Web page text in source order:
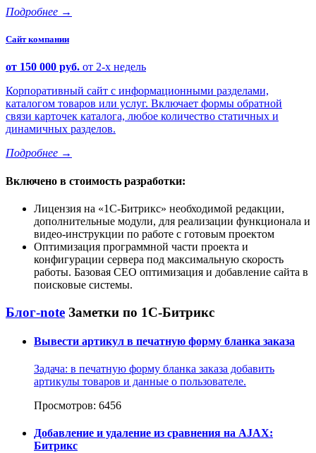
Подробнее →
Сайт компании
от 150 000 руб. от 2-х недель
Корпоративный сайт с информационными разделами,
каталогом товаров или услуг. Включает формы обратной
связи карточек каталога, любое количество статичных и
динамичных разделов.
Подробнее →
Включено в стоимость разработки:
Лицензия на 1С-Битрикс
необходимой редакции,
дополнительные модули, для реализации функционала и
видео-инструкции по работе с готовым проектом
Оптимизация программной части проекта и
конфигурации сервера под максимальную скорость
работы. Базовая СЕО оптимизация и добавление сайта в
поисковые системы.
Блог-note Заметки по 1С-Битрикс
Вывести артикул в печатную форму бланка заказа
Задача: в печатную форму бланка заказа добавить
артикулы товаров и данные о пользователе.
Просмотров: 6456
Добавление и удаление из сравнения на AJAX:
Битрикс